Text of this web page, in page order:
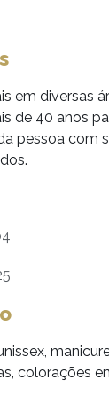
em diversas
de 40 anos
pessoa com
colorações